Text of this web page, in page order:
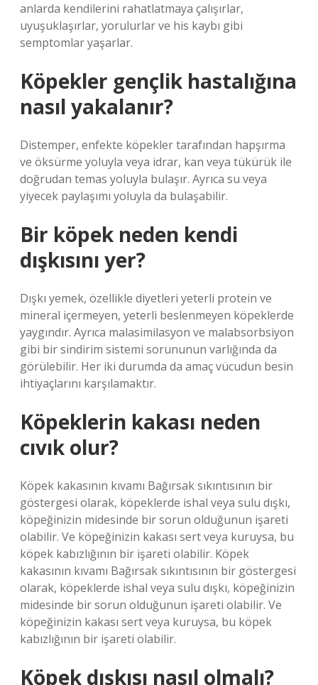
anlarda kendilerini rahatlatmaya çalışırlar,
uyuşuklaşırlar, yorulurlar ve his kaybı gibi
semptomlar yaşarlar.
Köpekler gençlik hastalığına
nasıl yakalanır?
Distemper, enfekte köpekler tarafından hapşırma
ve öksürme yoluyla veya idrar, kan veya tükürük ile
doğrudan temas yoluyla bulaşır. Ayrıca su veya
yiyecek paylaşımı yoluyla da bulaşabilir.
Bir köpek neden kendi
dışkısını yer?
Dışkı yemek, özellikle diyetleri yeterli protein ve
mineral içermeyen, yeterli beslenmeyen köpeklerde
yaygındır. Ayrıca malasimilasyon ve malabsorbsiyon
gibi bir sindirim sistemi sorununun varlığında da
görülebilir. Her iki durumda da amaç vücudun besin
ihtiyaçlarını karşılamaktır.
Köpeklerin kakası neden
cıvık olur?
Köpek kakasının kıvamı Bağırsak sıkıntısının bir
göstergesi olarak, köpeklerde ishal veya sulu dışkı,
köpeğinizin midesinde bir sorun olduğunun işareti
olabilir. Ve köpeğinizin kakası sert veya kuruysa, bu
köpek kabızlığının bir işareti olabilir. Köpek
kakasının kıvamı Bağırsak sıkıntısının bir göstergesi
olarak, köpeklerde ishal veya sulu dışkı, köpeğinizin
midesinde bir sorun olduğunun işareti olabilir. Ve
köpeğinizin kakası sert veya kuruysa, bu köpek
kabızlığının bir işareti olabilir.
Köpek dışkısı nasıl olmalı?